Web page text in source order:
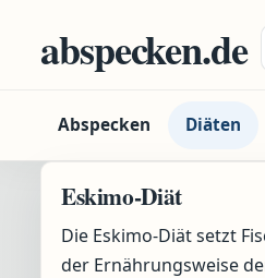
abspecken.de
Abspecken Diäten
Eskimo-Diät
Die Eskimo-Diät setzt
der Ernährungsweise